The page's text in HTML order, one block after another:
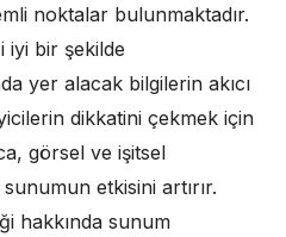
noktalar bulunmaktadır.
iyi bir şekilde
yer alacak bilgilerin akıcı
dikkatini çekmek için
görsel ve işitsel
etkisini artırır.
hakkında sunum